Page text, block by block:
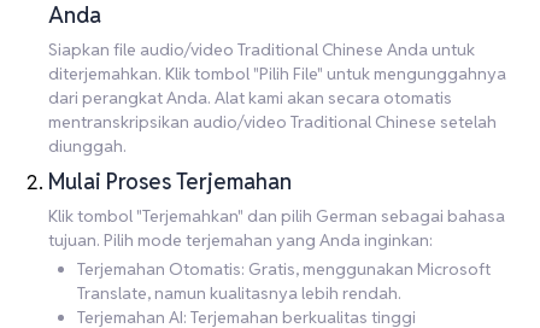
Anda
Siapkan file audio/video Traditional Chinese Anda untuk
diterjemahkan. Klik tombol "Pilih File" untuk mengunggahnya
dari perangkat Anda. Alat kami akan secara otomatis
mentranskripsikan audio/video Traditional Chinese setelah
diunggah.
Mulai Proses Terjemahan
Klik tombol "Terjemahkan" dan pilih German sebagai bahasa
tujuan. Pilih mode terjemahan yang Anda inginkan:
Terjemahan Otomatis: Gratis, menggunakan Microsoft
Translate, namun kualitasnya lebih rendah.
Terjemahan AI: Terjemahan berkualitas tinggi